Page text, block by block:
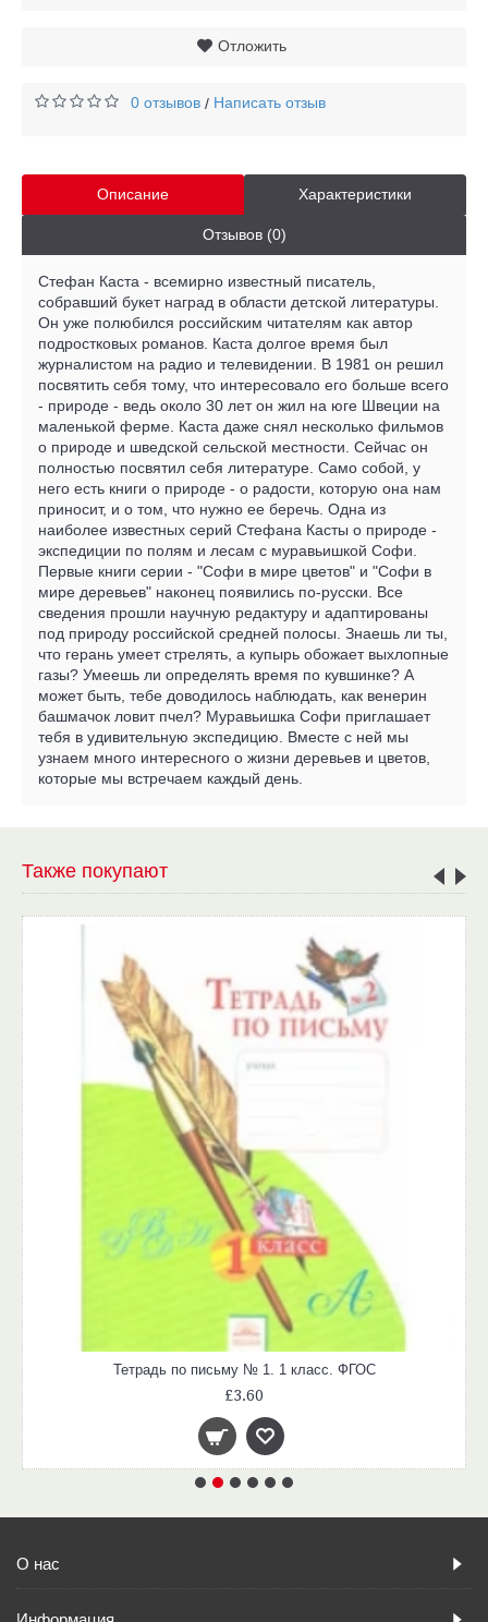
Отложить
0 отзывов / Написать отзыв
Описание Характеристики
Отзывов (0)
Стефан Каста - всемирно известный писатель,
собравший букет наград в области детской литературы.
Он уже полюбился российским читателям как автор
подростковых романов. Каста долгое время был
журналистом на радио и телевидении. В 1981 он решил
посвятить себя тому, что интересовало его больше всего
- природе - ведь около 30 лет он жил на юге Швеции на
маленькой ферме. Каста даже снял несколько фильмов
о природе и шведской сельской местности. Сейчас он
полностью посвятил себя литературе. Само собой, у
него есть книги о природе - о радости, которую она нам
приносит, и о том, что нужно ее беречь. Одна из
наиболее известных серий Стефана Касты о природе -
экспедиции по полям и лесам с муравьишкой Софи.
Первые книги серии - "Софи в мире цветов" и "Софи в
мире деревьев" наконец появились по-русски. Все
сведения прошли научную редактуру и адаптированы
под природу российской средней полосы. Знаешь ли ты,
что герань умеет стрелять, а купырь обожает выхлопные
газы? Умеешь ли определять время по кувшинке? А
может быть, тебе доводилось наблюдать, как венерин
башмачок ловит пчел? Муравьишка Софи приглашает
тебя в удивительную экспедицию. Вместе с ней мы
узнаем много интересного о жизни деревьев и цветов,
которые мы встречаем каждый день.
Также покупают
Тетрадь по письму № 1. 1 класс. ФГОС
£3.60
О нас